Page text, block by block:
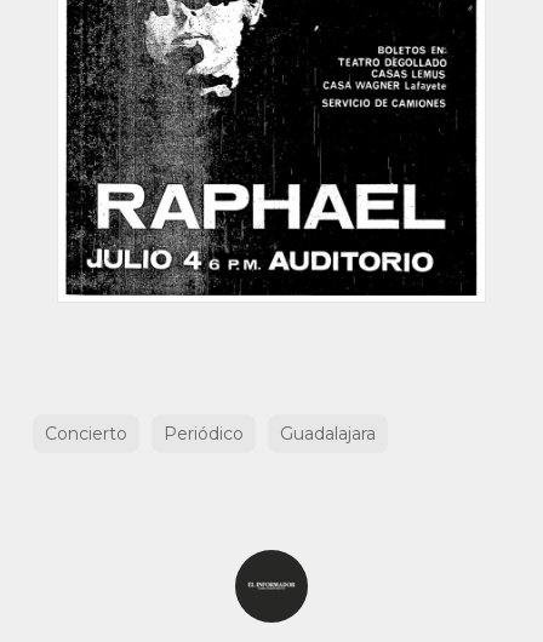
Concierto Periódico Guadalajara